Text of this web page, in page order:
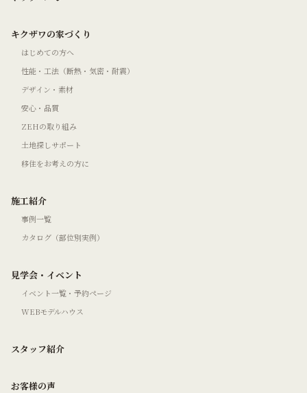
キクザワの家づくり
はじめての方へ
性能・工法（断熱・気密・耐震）
デザイン・素材
安心・品質
ZEHの取り組み
土地探しサポート
移住をお考えの方に
施工紹介
事例一覧
カタログ（部位別実例）
見学会・イベント
イベント一覧・予約ページ
WEBモデルハウス
スタッフ紹介
お客様の声